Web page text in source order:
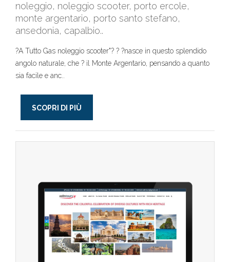
noleggio, noleggio scooter, porto ercole,
monte argentario, porto santo stefano,
ansedonia, capalbio..
?A Tutto Gas noleggio scooter"? ? ?nasce in questo splendido
angolo naturale, che ? il Monte Argentario, pensando a quanto
sia facile e anc..
SCOPRI DI PIÙ